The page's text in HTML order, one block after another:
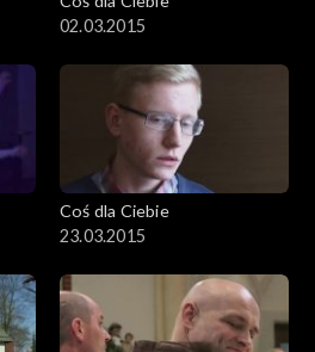
02.03.2015
Coś dla Ciebie
23.03.2015